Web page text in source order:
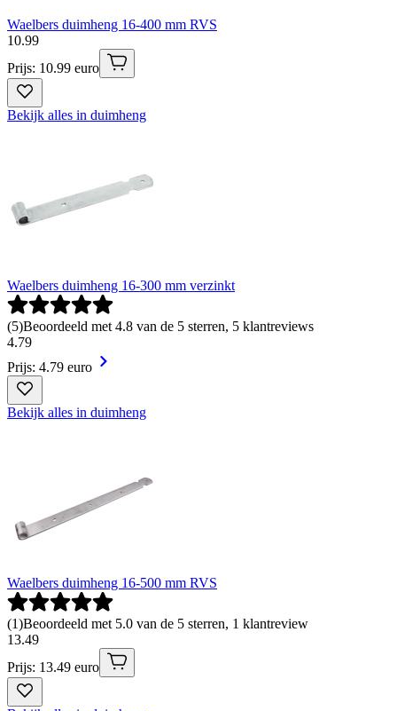
Waelbers duimheng 16-400 mm RVS
10.99
Prijs: 10.99 euro
Bekijk alles in duimheng
Waelbers duimheng 16-300 mm verzinkt
(5)Beoordeeld met 4.8 van de 5 sterren, 5 klantreviews
4.79
Prijs: 4.79 euro
Bekijk alles in duimheng
Waelbers duimheng 16-500 mm RVS
(1)Beoordeeld met 5.0 van de 5 sterren, 1 klantreview
13.49
Prijs: 13.49 euro